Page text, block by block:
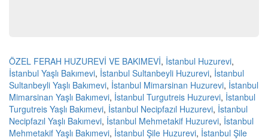
ÖZEL FERAH HUZUREVİ VE BAKIMEVİ, İstanbul Huzurevi,
İstanbul Yaşlı Bakımevi, İstanbul Sultanbeyli Huzurevi, İstanbul
Sultanbeyli Yaşlı Bakımevi, İstanbul Mimarsinan Huzurevi, İstanbul
Mimarsinan Yaşlı Bakımevi, İstanbul Turgutreis Huzurevi, İstanbul
Turgutreis Yaşlı Bakımevi, İstanbul Necipfazıl Huzurevi, İstanbul
Necipfazıl Yaşlı Bakımevi, İstanbul Mehmetakif Huzurevi, İstanbul
Mehmetakif Yaşlı Bakımevi, İstanbul Şile Huzurevi, İstanbul Şile